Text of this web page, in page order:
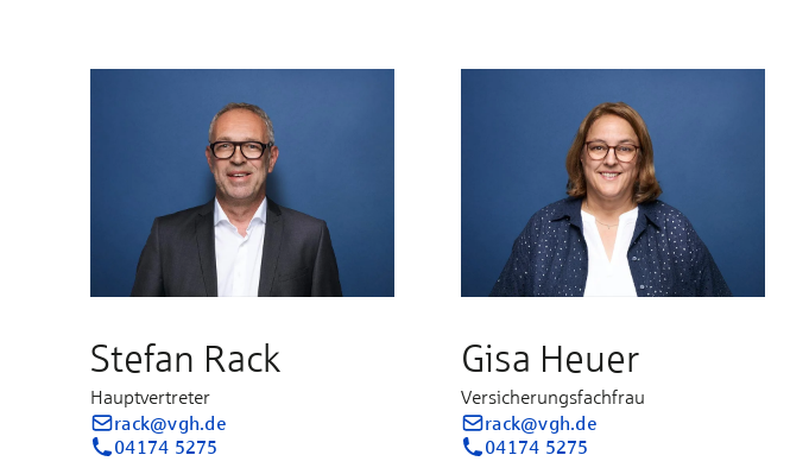
Stefan Rack
Hauptvertreter
rack@vgh.de
04174 5275
Gisa Heuer
Versicherungsfachfrau
rack@vgh.de
04174 5275